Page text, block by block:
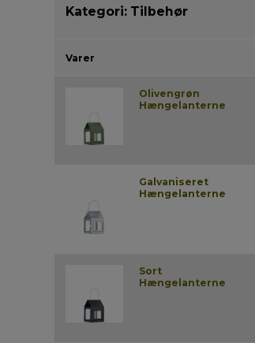
Kategori: Tilbehør
Varer
Olivengrøn
Hængelanterne
Galvaniseret
Hængelanterne
Sort
Hængelanterne